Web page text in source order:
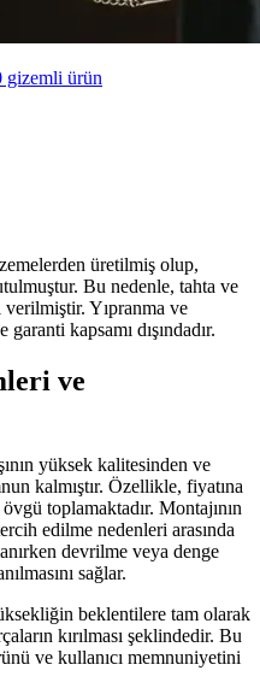
gizemli ürün
üretilmiş olup,
Bu nedenle, tahta ve
verilmiştir. Yıpranma ve
kapsamı dışındadır.
ve
yüksek kalitesinden ve
kalmıştır. Özellikle, fiyatına
toplamaktadır. Montajının
edilme nedenleri arasında
devrilme veya denge
sağlar.
beklentilere tam olarak
kırılması şeklindedir. Bu
ve kullanıcı memnuniyetini